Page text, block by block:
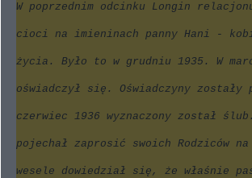
W poprzednim odcinku Longin
cioci na imieninach panny Hani -
życia. Było to w grudniu 1935. W
oświadczył się. Oświadczyny
czerwiec 1936 wyznaczony został
pojechał zaprosić swoich Rodziców
wesele dowiedział się, że właśnie